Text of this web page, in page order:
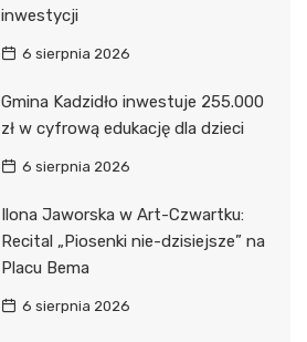
inwestycji
6 sierpnia 2026
Gmina Kadzidło inwestuje 255.000
zł w cyfrową edukację dla dzieci
6 sierpnia 2026
Ilona Jaworska w Art-Czwartku:
Recital „Piosenki nie-dzisiejsze” na
Placu Bema
6 sierpnia 2026